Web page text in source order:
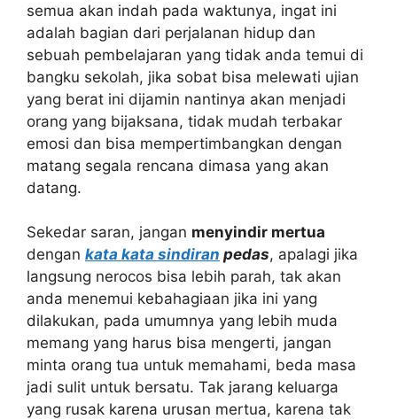
semua akan indah pada waktunya, ingat ini
adalah bagian dari perjalanan hidup dan
sebuah pembelajaran yang tidak anda temui di
bangku sekolah, jika sobat bisa melewati ujian
yang berat ini dijamin nantinya akan menjadi
orang yang bijaksana, tidak mudah terbakar
emosi dan bisa mempertimbangkan dengan
matang segala rencana dimasa yang akan
datang.
Sekedar saran, jangan menyindir mertua
dengan kata kata sindiran pedas, apalagi jika
langsung nerocos bisa lebih parah, tak akan
anda menemui kebahagiaan jika ini yang
dilakukan, pada umumnya yang lebih muda
memang yang harus bisa mengerti, jangan
minta orang tua untuk memahami, beda masa
jadi sulit untuk bersatu. Tak jarang keluarga
yang rusak karena urusan mertua, karena tak